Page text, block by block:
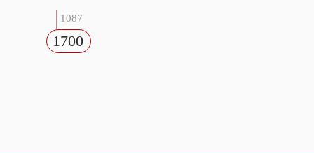
1087
1700